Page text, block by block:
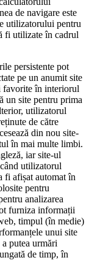
de navigare este
utilizatorului pentru
fi utilizate în cadrul
persistente pot
pe un anumit site
favorite în interiorul
un site pentru prima
utilizatorul
de către
din nou site-
în mai multe limbi.
iar site-ul
utilizatorul
fi afișat automat în
pentru
analizarea
furniza informații
timpul (în medie)
unui site
putea urmări
de timp, în